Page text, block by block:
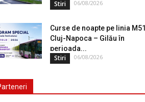
Stiri 06/08/2026
Curse de noapte pe linia M51
Cluj-Napoca – Gilău în
perioada...
Stiri 06/08/2026